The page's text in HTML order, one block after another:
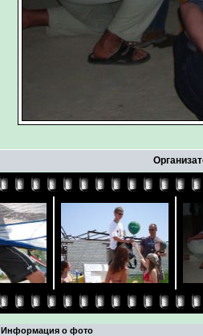
Информация о фото